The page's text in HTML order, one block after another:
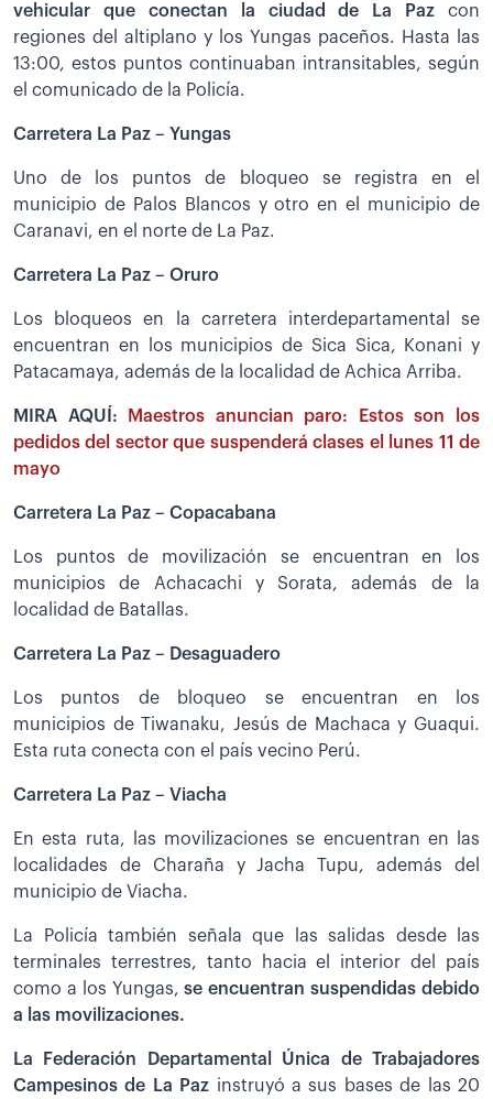
vehicular que conectan la ciudad de La Paz con
regiones del altiplano y los Yungas paceños. Hasta las
13:00, estos puntos continuaban intransitables, según
el comunicado de la Policía.
Carretera La Paz – Yungas
Uno de los puntos de bloqueo se registra en el
municipio de Palos Blancos y otro en el municipio de
Caranavi, en el norte de La Paz.
Carretera La Paz – Oruro
Los bloqueos en la carretera interdepartamental se
encuentran en los municipios de Sica Sica, Konani y
Patacamaya, además de la localidad de Achica Arriba.
MIRA AQUÍ:
Maestros anuncian paro: Estos son los
pedidos del sector que suspenderá clases el lunes 11 de
mayo
Carretera La Paz – Copacabana
Los puntos de movilización se encuentran en los
municipios de Achacachi y Sorata, además de la
localidad de Batallas.
Carretera La Paz – Desaguadero
Los puntos de bloqueo se encuentran en los
municipios de Tiwanaku, Jesús de Machaca y Guaqui.
Esta ruta conecta con el país vecino Perú.
Carretera La Paz – Viacha
En esta ruta, las movilizaciones se encuentran en las
localidades de Charaña y Jacha Tupu, además del
municipio de Viacha.
La Policía también señala que las salidas desde las
terminales terrestres, tanto hacia el interior del país
como a los Yungas,se encuentran suspendidas debido
a las movilizaciones.
La Federación Departamental Única de Trabajadores
Campesinos de La Paz instruyó a sus bases de las 20